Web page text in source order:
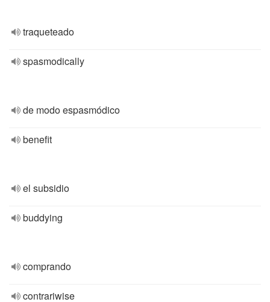
traqueteado
spasmodically
de modo espasmódico
benefit
el subsidio
buddying
comprando
contrariwise